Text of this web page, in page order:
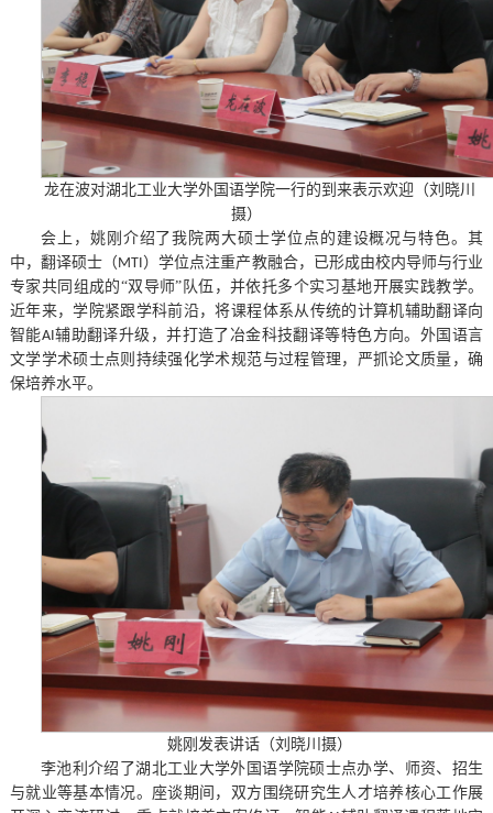
龙在波对湖北工业大学外国语学院一行的到来表示欢迎 （刘晓川
摄）
会上，姚刚介绍了我院两大硕士学位点的建设概况与特色。其
中，翻译硕士（MTI）学位点注重产教融合，已形成由校内导师与行业
专家共同组成的“双导师” 队伍，并依托多个实习基地开展实践教学。
近年来，学院紧跟学科前沿，将课程体系从传统的计算机辅助翻译向
智能AI辅助翻译升级，并打造了冶金科技翻译等特色方向。外国语言
文学学术硕士点则持续强化学术规范与过程管理，严抓论文质量，确
保培养水平。
姚刚发表讲话（刘晓川摄）
李池利介绍了湖北工业大学外国语学院硕士点办学、师资、招生
与就业等基本情况。座谈期间， 双方围绕研究生人才培养核心工作展